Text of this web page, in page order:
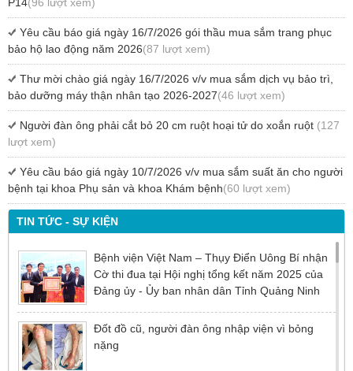
TIN TỨC - SỰ KIỆN
Bệnh viện Việt Nam – Thụy Điển Uông Bí nhận
Cờ thi đua tại Hội nghị tổng kết năm 2025 của
Đảng ủy - Ủy ban nhân dân Tỉnh Quảng Ninh
Đốt đồ cũ, người đàn ông nhập viện vì bỏng
nặng
Yêu cầu báo giá ngày 16/7/2026 gói thầu mua sắm trang phục
bảo hộ lao động năm 2026(87 lượt xem)
Thư mời chào giá ngày 16/7/2026 v/v mua sắm dịch vụ bảo trì,
bảo dưỡng máy thận nhân tạo 2026-2027(46 lượt xem)
Người đàn ông phải cắt bỏ 20 cm ruột hoại tử do xoắn ruột (127
lượt xem)
Yêu cầu báo giá ngày 10/7/2026 v/v mua sắm suất ăn cho người
bệnh tại khoa Phụ sản và khoa Khám bệnh(60 lượt xem)